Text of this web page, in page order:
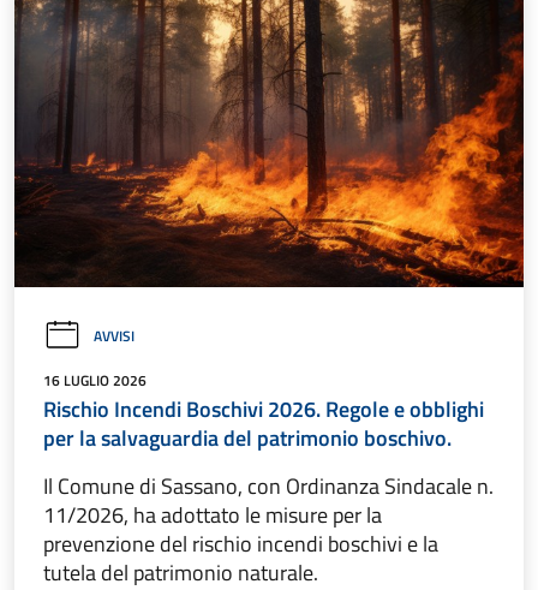
AVVISI
16 LUGLIO 2026
Rischio Incendi Boschivi 2026. Regole e obblighi
per la salvaguardia del patrimonio boschivo.
Il Comune di Sassano, con Ordinanza Sindacale n.
11/2026, ha adottato le misure per la
prevenzione del rischio incendi boschivi e la
tutela del patrimonio naturale.